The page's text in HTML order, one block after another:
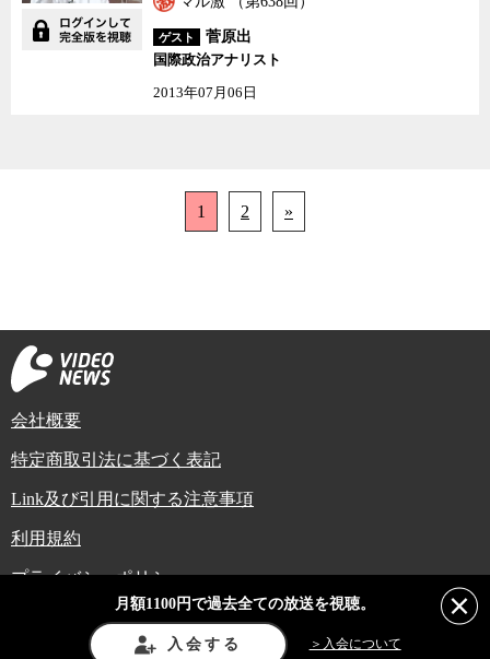
ゲスト
菅原出
国際政治アナリスト
2013年07月06日
1 2 »
会社概要
特定商取引法に基づく表記
Link及び引用に関する注意事項
利用規約
プライバシーポリシー
Copyright (C) Video News Network. All rights reserved.
ビデオニュースに記載している記事、写真及び動画などは日本の著作権法や国
際条約などで保護されています。著作権者の承諾を得ずに転載や再利用するこ
月額1100円で過去全ての放送を視聴。
入会する ＞入会について